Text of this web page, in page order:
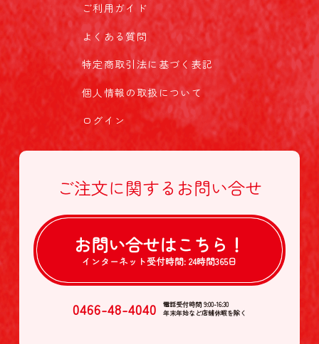
ご利用ガイド
よくある質問
特定商取引法に基づく表記
個人情報の取扱について
ログイン
ご注文に関する お問い合せ
お問い合せはこちら！
インターネット受付時間: 24時間365日
0466-48-4040
電話受付時間 9:00-16:30
年末年始など店舗休暇を除く